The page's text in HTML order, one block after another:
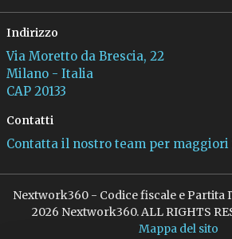
Indirizzo
Via Moretto da Brescia, 22
Milano - Italia
CAP 20133
Contatti
Contatta il nostro team per
Nextwork360 - Codice fiscale e Partita
2026 Nextwork360. ALL RIGHTS
Mappa del sito